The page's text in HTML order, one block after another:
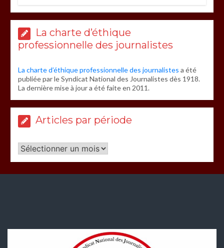
La charte d’éthique
professionnelle des journalistes
La charte d’éthique professionnelle des journalistes a été
publiée par le Syndicat National des Journalistes dès 1918.
La dernière mise à jour a été faite en 2011.
Articles par période
Articles
par
période